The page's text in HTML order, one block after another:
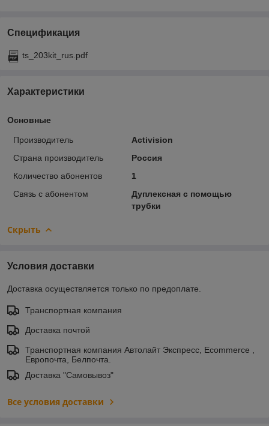
Спецификация
ts_203kit_rus.pdf
Характеристики
Основные
Производитель
Activision
Страна производитель
Россия
Количество абонентов
1
Связь с абонентом
Дуплексная с помощью
трубки
Скрыть
Условия доставки
Доставка осуществляется только по предоплате.
Транспортная компания
Доставка почтой
Транспортная компания Автолайт Экспресс, Ecommerce ,
Европочта, Белпочта.
Доставка "Самовывоз"
Все условия доставки